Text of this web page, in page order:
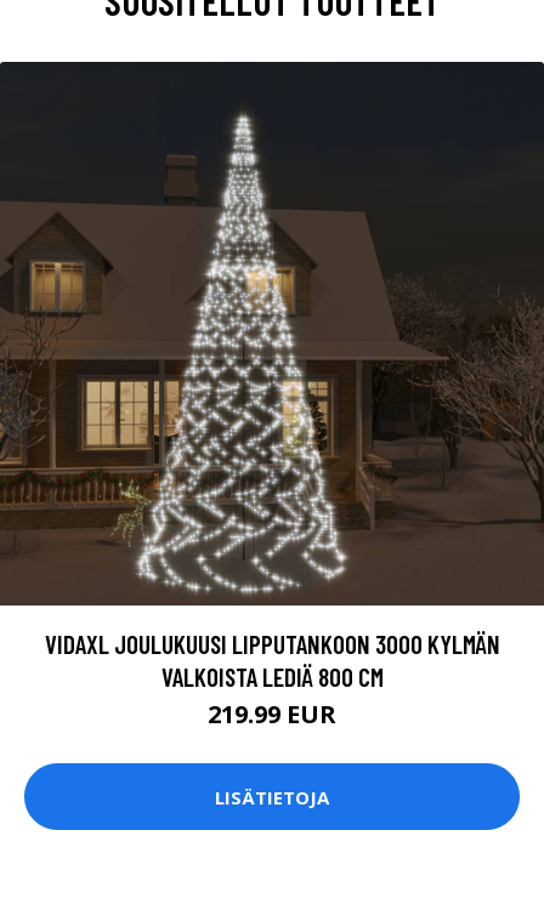
VIDAXL JOULUKUUSI LIPPUTANKOON 3000 KYLMÄN
VALKOISTA LEDIÄ 800 CM
219.99 EUR
LISÄTIETOJA